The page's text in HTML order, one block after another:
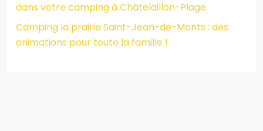
dans votre camping à Châtelaillon-Plage
Camping la prairie Saint-Jean-de-Monts : des
animations pour toute la famille !